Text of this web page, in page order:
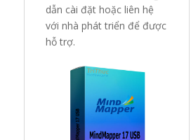
dẫn cài đặt hoặc liên hệ
với nhà phát triển để được
hỗ trợ.